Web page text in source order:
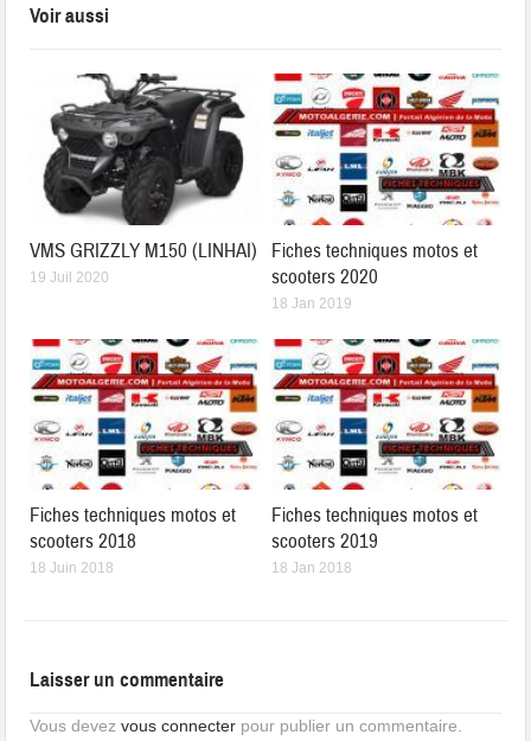
Voir aussi
VMS GRIZZLY M150 (LINHAI)
19 Juil 2020
Fiches techniques motos et
scooters 2020
18 Jan 2019
Fiches techniques motos et
scooters 2018
18 Juin 2018
Fiches techniques motos et
scooters 2019
18 Jan 2018
Laisser un commentaire
Vous devezvous connecter pour publier un commentaire.